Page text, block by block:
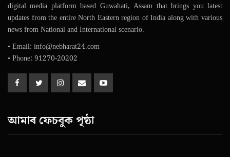
digital media platform based Guwahati, Assam that brings you latest
updates from the entire North Eastern region of India along with various
news from National and International scenario.
• Email: info@nebharat24.com
• Phone: 91270-20202
আমাৰ ফেচবুক পৃষ্ঠা